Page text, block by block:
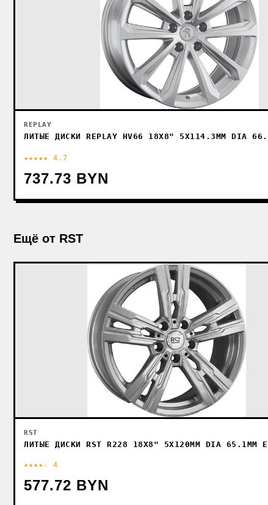
REPLAY
ЛИТЫЕ ДИСКИ REPLAY HV66 18X8" 5X114.3ММ DIA
★★★★★ 4.7
737.73 BYN
Ещё от RST
RST
ЛИТЫЕ ДИСКИ RST R228 18X8" 5X120ММ DIA 65.1ММ
★★★★☆ 4
577.72 BYN